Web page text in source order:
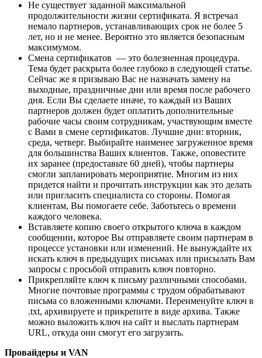
Не существует заданной максимальной
продолжительности жизни сертификата. Я встречал
немало партнеров, устанавливающих срок не более 5
лет, но и не менее. Вероятно это является безопасным
максимумом.
Смена сертификатов — это болезненная процедура.
Тема будет раскрыта более глубоко в следующей статье.
Сейчас же я призываю Вас не назначать замену на
выходные, праздничные дни или время после рабочего
дня. Если Вы сделаете иначе, то каждый из Ваших
партнеров должен будет оплатить дополнительные
рабочие часы своим сотрудникам, участвующим вместе
с Вами в смене сертификатов. Лучшие дни: вторник,
среда, четверг. Выбирайте наименее загруженное время
для большинства Ваших клиентов. Также, оповестите
их заранее (предоставьте 60 дней), чтобы партнеры
смогли запланировать мероприятие. Многим из них
придется найти и прочитать инструкции как это делать
или пригласить специалиста со стороны. Помогая
клиентам, Вы помогаете себе. Заботьтесь о времени
каждого человека.
Вставляете копию своего открытого ключа в каждом
сообщении, которое Вы отправляете своим партнерам в
процессе установки или изменений. Не вынуждайте их
искать ключ в предыдущих письмах или присылать Вам
запросы с просьбой отправить ключ повторно.
Прикрепляйте ключ к письму различными способами.
Многие почтовые программы с трудом обрабатывают
письма со вложенными ключами. Переименуйте ключ в
.txt, архивируете и прикрепите в виде архива. Также
можно выложить ключ на сайт и выслать партнерам
URL, откуда они смогут его загрузить.
Провайдеры и VAN